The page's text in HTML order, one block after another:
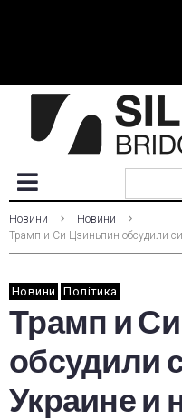
Новини
Новини
Трамп и Си Цзиньпин обсудили
Новини Політика
Трамп и
обсудили
Украине и